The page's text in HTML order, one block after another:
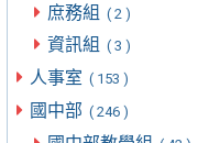
庶務組 ( 2 )
資訊組 ( 3 )
人事室 ( 153 )
國中部 ( 246 )